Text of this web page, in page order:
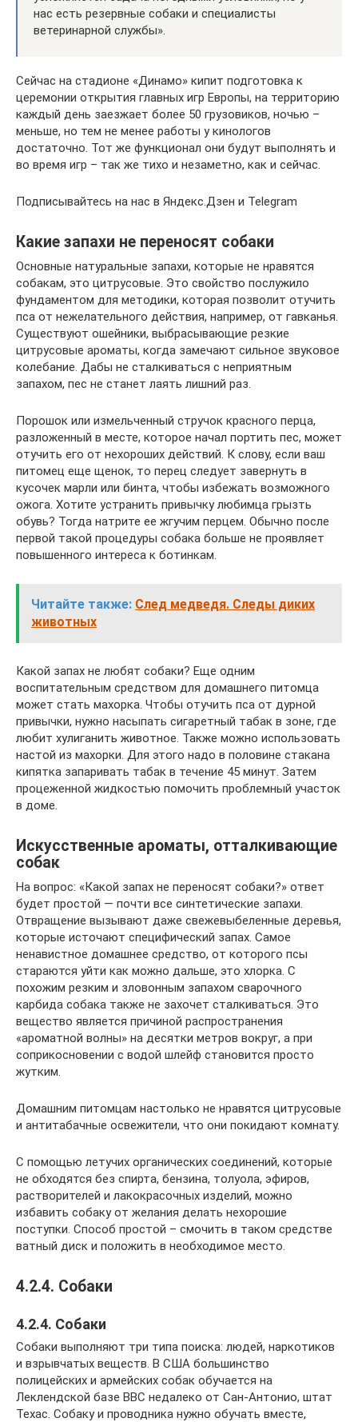
нас есть резервные собаки и специалисты
ветеринарной службы».
Сейчас на стадионе «Динамо» кипит подготовка к
церемонии открытия главных игр Европы, на территорию
каждый день заезжает более 50 грузовиков, ночью –
меньше, но тем не менее работы у кинологов
достаточно. Тот же функционал они будут выполнять и
во время игр – так же тихо и незаметно, как и сейчас.
Подписывайтесь на нас в Яндекс.Дзен и Telegram
Какие запахи не переносят собаки
Основные натуральные запахи, которые не нравятся
собакам, это цитрусовые. Это свойство послужило
фундаментом для методики, которая позволит отучить
пса от нежелательного действия, например, от гавканья.
Существуют ошейники, выбрасывающие резкие
цитрусовые ароматы, когда замечают сильное звуковое
колебание. Дабы не сталкиваться с неприятным
запахом, пес не станет лаять лишний раз.
Порошок или измельченный стручок красного перца,
разложенный в месте, которое начал портить пес, может
отучить его от нехороших действий. К слову, если ваш
питомец еще щенок, то перец следует завернуть в
кусочек марли или бинта, чтобы избежать возможного
ожога. Хотите устранить привычку любимца грызть
обувь? Тогда натрите ее жгучим перцем. Обычно после
первой такой процедуры собака больше не проявляет
повышенного интереса к ботинкам.
Читайте также: След медведя. Следы диких
животных
Какой запах не любят собаки? Еще одним
воспитательным средством для домашнего питомца
может стать махорка. Чтобы отучить пса от дурной
привычки, нужно насыпать сигаретный табак в зоне, где
любит хулиганить животное. Также можно использовать
настой из махорки. Для этого надо в половине стакана
кипятка запаривать табак в течение 45 минут. Затем
процеженной жидкостью помочить проблемный участок
в доме.
Искусственные ароматы, отталкивающие
собак
На вопрос: «Какой запах не переносят собаки?» ответ
будет простой — почти все синтетические запахи.
Отвращение вызывают даже свежевыбеленные деревья,
которые источают специфический запах. Самое
ненавистное домашнее средство, от которого псы
стараются уйти как можно дальше, это хлорка. С
похожим резким и зловонным запахом сварочного
карбида собака также не захочет сталкиваться. Это
вещество является причиной распространения
«ароматной волны» на десятки метров вокруг, а при
соприкосновении с водой шлейф становится просто
жутким.
Домашним питомцам настолько не нравятся цитрусовые
и антитабачные освежители, что они покидают комнату.
С помощью летучих органических соединений, которые
не обходятся без спирта, бензина, толуола, эфиров,
растворителей и лакокрасочных изделий, можно
избавить собаку от желания делать нехорошие
поступки. Способ простой – смочить в таком средстве
ватный диск и положить в необходимое место.
4.2.4. Собаки
4.2.4. Собаки
Собаки выполняют три типа поиска: людей, наркотиков
и взрывчатых веществ. В США большинство
полицейских и армейских собак обучается на
Леклендской базе ВВС недалеко от Сан-Антонио, штат
Техас. Собаку и проводника нужно обучать вместе,